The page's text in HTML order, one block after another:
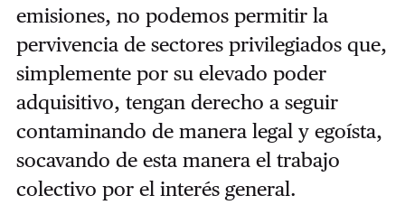
emisiones, no podemos permitir la
pervivencia de sectores privilegiados que,
simplemente por su elevado poder
adquisitivo, tengan derecho a seguir
contaminando de manera legal y egoísta,
socavando de esta manera el trabajo
colectivo por el interés general.